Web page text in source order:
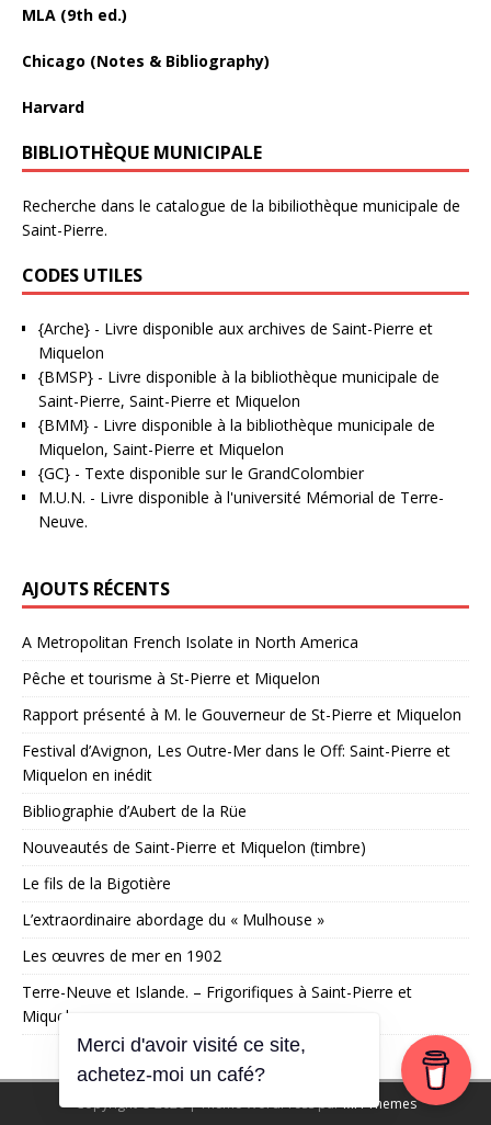
MLA (9th ed.)
Chicago (Notes & Bibliography)
Harvard
BIBLIOTHÈQUE MUNICIPALE
Recherche dans le catalogue de la bibiliothèque municipale de
Saint-Pierre.
CODES UTILES
{Arche} - Livre disponible aux archives de Saint-Pierre et
Miquelon
{BMSP} - Livre disponible à la bibliothèque municipale de
Saint-Pierre, Saint-Pierre et Miquelon
{BMM} - Livre disponible à la bibliothèque municipale de
Miquelon, Saint-Pierre et Miquelon
{GC} - Texte disponible sur le GrandColombier
M.U.N. - Livre disponible à l'université Mémorial de Terre-
Neuve.
AJOUTS RÉCENTS
A Metropolitan French Isolate in North America
Pêche et tourisme à St-Pierre et Miquelon
Rapport présenté à M. le Gouverneur de St-Pierre et Miquelon
Festival d’Avignon, Les Outre-Mer dans le Off: Saint-Pierre et
Miquelon en inédit
Bibliographie d’Aubert de la Rüe
Nouveautés de Saint-Pierre et Miquelon (timbre)
Le fils de la Bigotière
L’extraordinaire abordage du « Mulhouse »
Les œuvres de mer en 1902
Terre-Neuve et Islande. – Frigorifiques à Saint-Pierre et
Miquelon
Copyright © 2026 | Thème WordPress parMH Themes
Merci d'avoir visité ce site,
achetez-moi un café?